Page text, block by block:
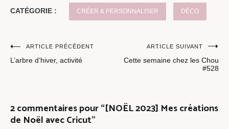
CATÉGORIE : CRÉER & PERSONNALISER DÉCO
Navigation
de
ARTICLE PRÉCÉDENT
L’arbre d’hiver, activité
ARTICLE SUIVANT
Cette semaine chez les Chou
#528
2 commentaires pour “[NOËL 2023] Mes créations
de Noël avec Cricut”